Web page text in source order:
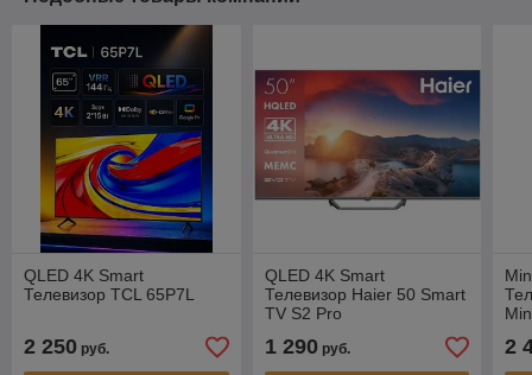
QLED 4K Smart
Телевизор TCL 65P7L
2 250 руб.
QLED 4K Smart
Телевизор Haier 50 Smart
TV S2 Pro
1 290руб. 2